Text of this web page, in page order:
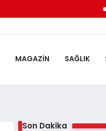
MAGAZIN SAĞLIK
Son Dakika